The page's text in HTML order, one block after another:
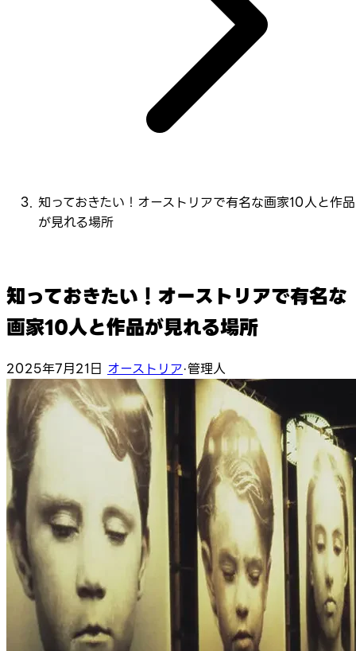
知っておきたい！オーストリアで有名な画家10人と作品
が見れる場所
知っておきたい！オーストリアで有名な
画家10人と作品が見れる場所
2025年7月21日 オーストリア·管理人